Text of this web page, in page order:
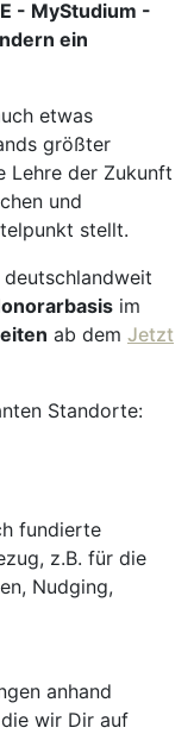
- MyStudium -
ein
etwas
größter
Lehre der Zukunft
und
stellt.
im
ab dem Jetzt
Standorte:
fundierte
z.B. für die
Nudging,
anhand
wir Dir auf